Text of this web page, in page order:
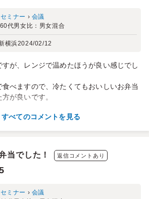
ミナー › 会議
代男女比： 男女混合
横浜2024/02/12
が、レンジで温めたほうが良い感じでし
べますので、冷たくてもおいしいお弁当
が良いです。
すべてのコメントを見る
当でした！ 返信コメントあり
ミナー › 会議